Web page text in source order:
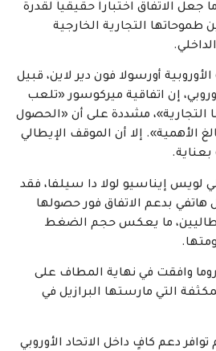
جعل الاتفاق اختباراً حقيقياً لقدرة
طموحاتها التجارية الخارجية
أورسولا فون دير لاين، قبيل
إن اتفاقية ميركوسور «تلعب
التجارية»، مشددة على أن «الحصول
الأهمية». إلا أن الموقف الإيطالي
لويس إيناسيو لولا دا سيلفا، فقد
هاتفي بدعم الاتفاق فور حصولها
ما يعكس حجم الضغط
وافقت في نهاية المطاف على
التي مارستها البرازيل في
توافر دعم كافٍ داخل الاتحاد الأوروبي